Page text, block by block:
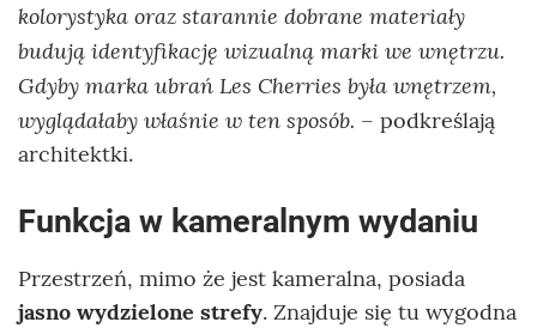
kolorystyka oraz starannie dobrane materiały
budują identyfikację wizualną marki we wnętrzu.
Gdyby marka ubrań Les Cherries była wnętrzem,
wyglądałaby właśnie w ten sposób. – podkreślają
architektki.
Funkcja w kameralnym wydaniu
Przestrzeń, mimo że jest kameralna, posiada
jasno wydzielone strefy. Znajduje się tu wygodna